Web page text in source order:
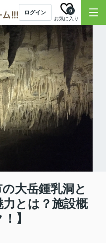
ログイン
お気に入り
0
大岳鍾乳洞と
とは？施設概
】